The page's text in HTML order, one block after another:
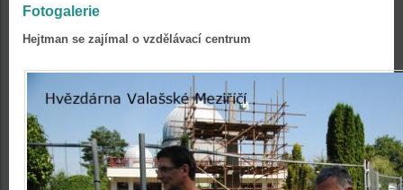
Fotogalerie
Hejtman se zajímal o vzdělávací centrum